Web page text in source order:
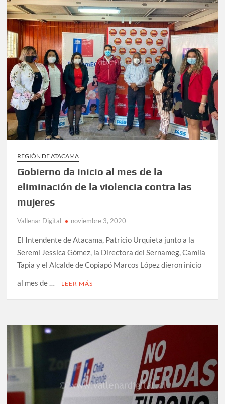
REGIÓN DE ATACAMA
Gobierno da inicio al mes de la
eliminación de la violencia contra las
mujeres
Vallenar Digital noviembre 3, 2020
El Intendente de Atacama, Patricio Urquieta junto a la
Seremi Jessica Gómez, la Directora del Sernameg, Camila
Tapia y el Alcalde de Copiapó Marcos López dieron inicio
al mes de …
LEER MÁS